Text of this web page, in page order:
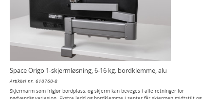
Space Origo 1-skjermløsning, 6-16 kg. bordklemme, alu
Artikkel nr. 610760-8
Skjermarm som frigjør bordplass, og skjerm kan beveges i alle retninger for